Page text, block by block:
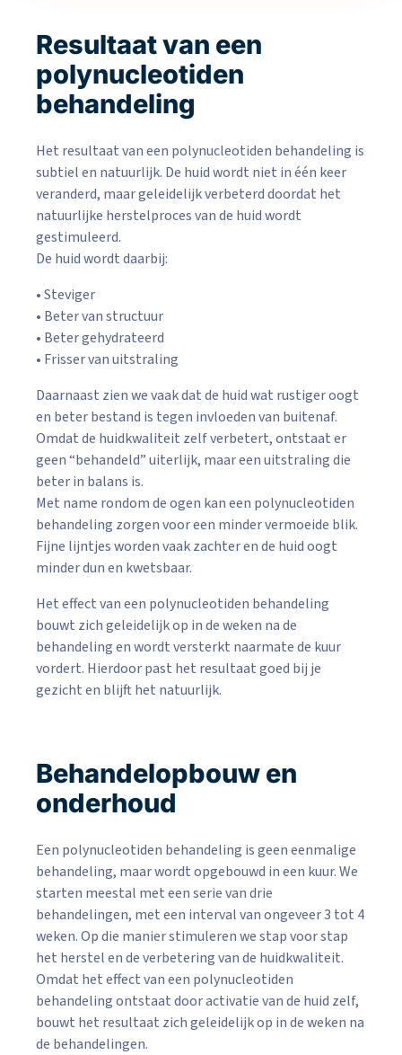
Resultaat van een
polynucleotiden
behandeling
Het resultaat van een polynucleotiden behandeling is
subtiel en natuurlijk. De huid wordt niet in één keer
veranderd, maar geleidelijk verbeterd doordat het
natuurlijke herstelproces van de huid wordt
gestimuleerd.
De huid wordt daarbij:
• Steviger
• Beter van structuur
• Beter gehydrateerd
• Frisser van uitstraling
Daarnaast zien we vaak dat de huid wat rustiger oogt
en beter bestand is tegen invloeden van buitenaf.
Omdat de huidkwaliteit zelf verbetert, ontstaat er
geen “behandeld” uiterlijk, maar een uitstraling die
beter in balans is.
Met name rondom de ogen kan een polynucleotiden
behandeling zorgen voor een minder vermoeide blik.
Fijne lijntjes worden vaak zachter en de huid oogt
minder dun en kwetsbaar.
Het effect van een polynucleotiden behandeling
bouwt zich geleidelijk op in de weken na de
behandeling en wordt versterkt naarmate de kuur
vordert. Hierdoor past het resultaat goed bij je
gezicht en blijft het natuurlijk.
Behandelopbouw en
onderhoud
Een polynucleotiden behandeling is geen eenmalige
behandeling, maar wordt opgebouwd in een kuur. We
starten meestal met een serie van drie
behandelingen, met een interval van ongeveer 3 tot 4
weken. Op die manier stimuleren we stap voor stap
het herstel en de verbetering van de huidkwaliteit.
Omdat het effect van een polynucleotiden
behandeling ontstaat door activatie van de huid zelf,
bouwt het resultaat zich geleidelijk op in de weken na
de behandelingen.